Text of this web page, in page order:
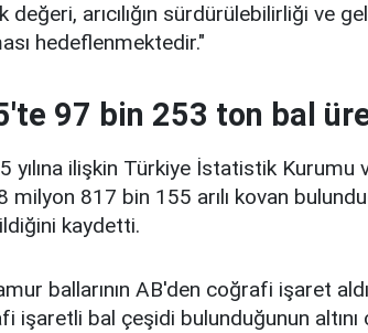
değeri, arıcılığın sürdürülebilirliği ve
hedeflenmektedir."
97 bin 253 ton bal
yılına ilişkin Türkiye İstatistik
8 milyon 817 bin 155 arılı kovan
kaydetti.
ballarının AB'den coğrafi işaret
işaretli bal çeşidi bulunduğunun altını